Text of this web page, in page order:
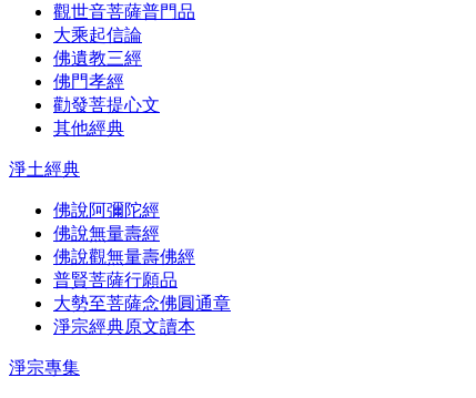
觀世音菩薩普門品
大乘起信論
佛遺教三經
佛門孝經
勸發菩提心文
其他經典
淨土經典
佛說阿彌陀經
佛說無量壽經
佛說觀無量壽佛經
普賢菩薩行願品
大勢至菩薩念佛圓通章
淨宗經典原文讀本
淨宗專集